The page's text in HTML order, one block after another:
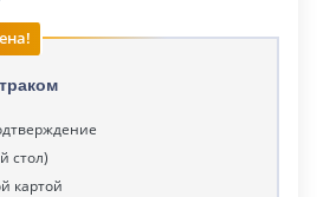
стол)
картой